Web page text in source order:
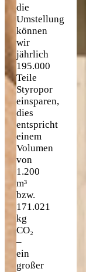
die
Umstellung
können
wir
jährlich
195.000
Teile
Styropor
einsparen,
dies
entspricht
einem
Volumen
von
1.200
m³
bzw.
171.021
kg
CO₂
–
ein
großer